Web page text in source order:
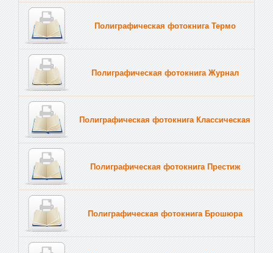
Полиграфическая фотокнига Термо
Полиграфическая фотокнига Журнал
Полиграфическая фотокнига Классическая
Полиграфическая фотокнига Престиж
Полиграфическая фотокнига Брошюра